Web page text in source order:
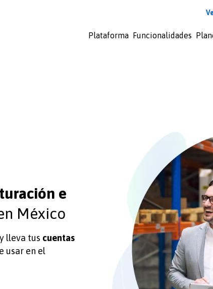
Plataforma Funcionalidades
e
México
y lleva tus cuentas
usar en el